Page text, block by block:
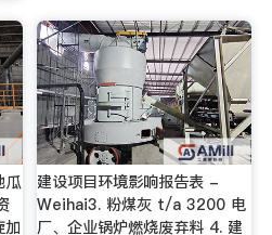
瓜
加
建设项目环境影响报告表 -
Weihai3. 粉煤灰 t/a 3200 电
厂、企业锅炉燃烧废弃料 4. 建